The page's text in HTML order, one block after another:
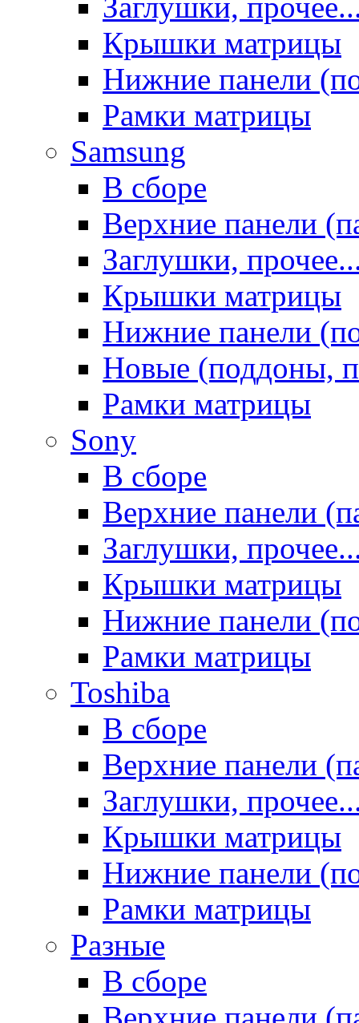
Крышки матрицы
Нижние панели
Рамки матрицы
Samsung
В сборе
Верхние панели
Заглушки,
Крышки матрицы
Нижние панели
Новые (поддоны,
Рамки матрицы
Sony
В сборе
Верхние панели
Заглушки,
Крышки матрицы
Нижние панели
Рамки матрицы
Toshiba
В сборе
Верхние панели
Заглушки,
Крышки матрицы
Нижние панели
Рамки матрицы
Разные
В сборе